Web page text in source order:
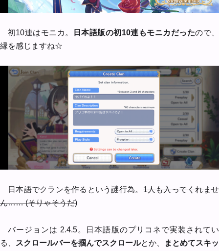
初10連はモニカ。 日本語版の初10連もモニカだったので、
縁を感じますね☆
日本語でクランを作るという謎行為。1人も入ってくれませ
ん…… (そりゃそうだ)
バージョンは 2.4.5。日本語版のプリコネで実装されてい
る、
スクロールバーを掴んでスクロールとか、
まとめてスキッ